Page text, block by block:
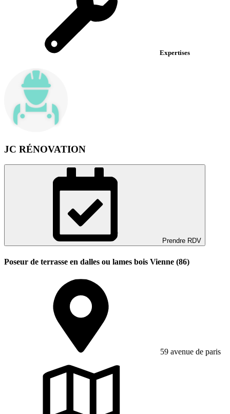
Expertises
JC RÉNOVATION
Prendre RDV
Poseur de terrasse en dalles ou lames bois Vienne (86)
59 avenue de paris